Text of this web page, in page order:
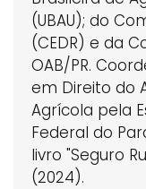
(UBAU); do
(CEDR) e da
OAB/PR.
em Direito do
Agrícola pela
Federal do
livro "Seguro
(2024).